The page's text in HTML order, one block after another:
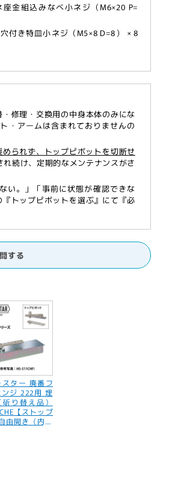
金組込みなべ小ネジ（M6×20 P=
付き特皿小ネジ（M5×8 D=8） × 8
修理・交換用の中身本体のみにな
アームは含まれておりませんの
られず、トップピボットを切断せ
続け、定期的なメンテナンスがさ
い。」「事前に状態が確認できな
トップピボットを選ぶ』にて『必
する
スター 廃番フ
ンジ 222用 埋
り替え品）
【ストップ
由開き（内外